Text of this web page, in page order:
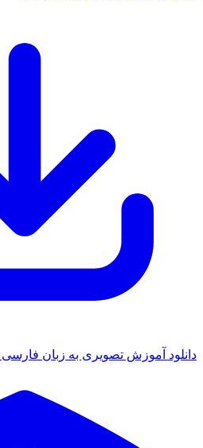
دانلود آموزش تصویری به زبان فارسی